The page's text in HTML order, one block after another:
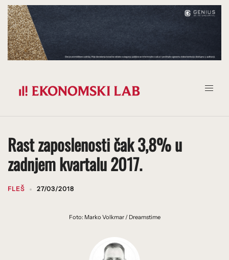
Prijeđi
na
sadržaj
Rast zaposlenosti čak 3,8% u
zadnjem kvartalu 2017.
FLEŠ 27/03/2018
Foto: Marko Volkmar / Dreamstime